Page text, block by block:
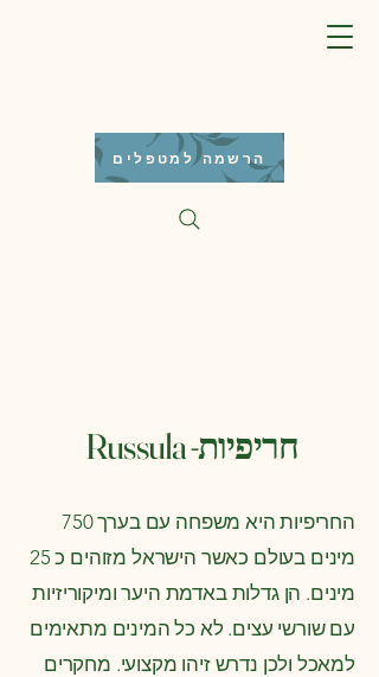
הרשמה למטפלים
חריפיות- Russula
החריפיות היא משפחה עם בערך 750
מינים בעולם כאשר הישראל מזוהים כ 25
מינים. הן גדלות באדמת היער ומיקוריזיות
עם שורשי עצים. לא כל המינים מתאימים
למאכל ולכן נדרש זיהו מקצועי. מחקרים